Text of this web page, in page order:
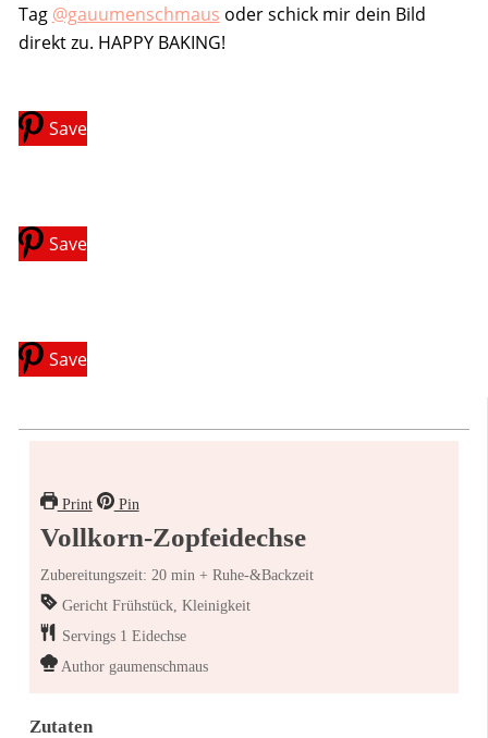
Tag @gauumenschmaus oder schick mir dein Bild
direkt zu. HAPPY BAKING!
Save
Save
Save
Print Pin
Vollkorn-Zopfeidechse
Zubereitungszeit: 20 min + Ruhe-&Backzeit
Gericht Frühstück, Kleinigkeit
Servings 1 Eidechse
Author gaumenschmaus
Zutaten